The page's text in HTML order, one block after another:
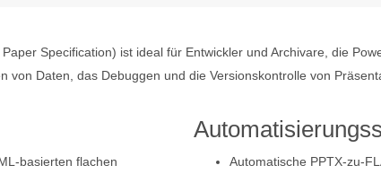
Specification) ist ideal für Entwickler und Archivare, die
Daten, das Debuggen und die Versionskontrolle von
basierten flachen
Automatische PPTX-zu-